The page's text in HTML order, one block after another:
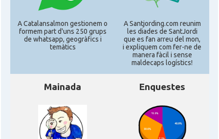
A Catalansalmon gestionem o
formem part d'uns 250 grups
de whatsapp, geogràfics i
temàtics
A Santjording.com reunim
les diades de SantJordi
que es fan arreu del mon,
i expliquem com fer-ne de
manera fàcil i sense
maldecaps logí­stics!
Mainada Enquestes